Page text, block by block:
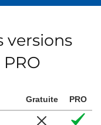
versions
PRO
Gratuite PRO